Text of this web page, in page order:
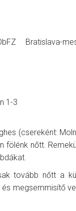
Bratislava-
1-3
(csereként:
fölénk nőtt.
tovább nőtt a
megsemmisítő